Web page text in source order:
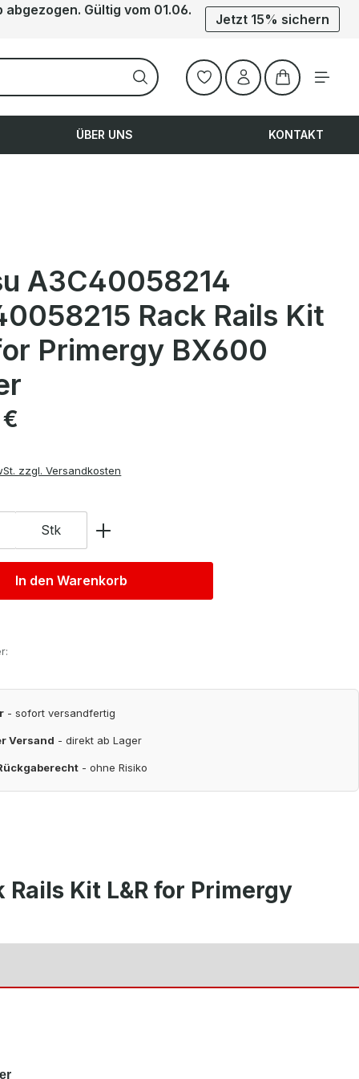
Gültig vom 01.06.
Jetzt 15% sichern
Warenkorb
ÜBER UNS KONTAKT
A3C40058214
Rack Rails Kit
Primergy BX600
zzgl. Versandkosten
Stk
In den Warenkorb
- sofort versandfertig
Versand - direkt ab Lager
- ohne Risiko
Kit L&R for Primergy